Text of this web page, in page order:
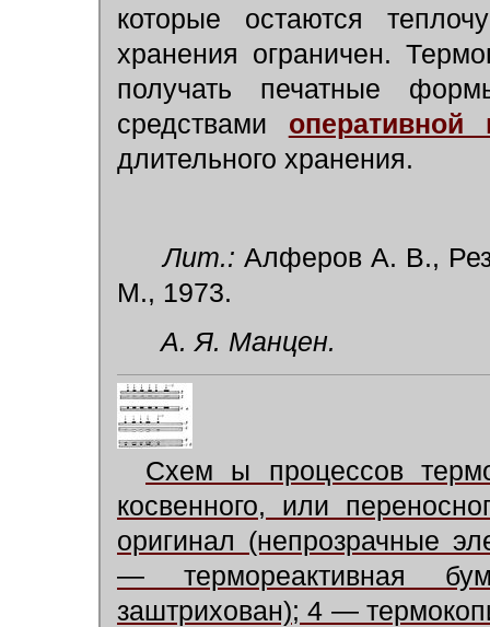
которые остаются
хранения ограничен.
получать печатные
средствами оперативной
длительного хранения.
Лит.: Алферов А. В.,
М., 1973.
А. Я. Манцен.
Схем ы процессов
косвенного, или
оригинал (непрозрачные
— термореактивная
заштрихован); 4 —